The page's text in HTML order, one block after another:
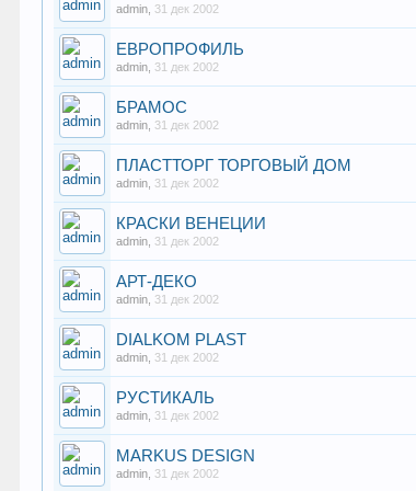
admin 31 дек 2002
ЕВРОПРОФИЛЬ
admin 31 дек 2002
БРАМОС
admin 31 дек 2002
ПЛАСТТОРГ ТОРГОВЫЙ ДОМ
admin 31 дек 2002
КРАСКИ ВЕНЕЦИИ
admin 31 дек 2002
АРТ-ДЕКО
admin 31 дек 2002
DIALKOM PLAST
admin 31 дек 2002
РУСТИКАЛЬ
admin 31 дек 2002
MARKUS DESIGN
admin 31 дек 2002